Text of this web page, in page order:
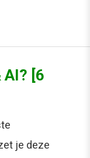
AI? [6
je deze